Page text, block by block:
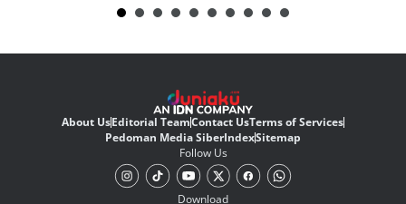
About UsEditorial TeamContact UsTerms of Services
Pedoman Media SiberIndexSitemap
Follow Us
Download